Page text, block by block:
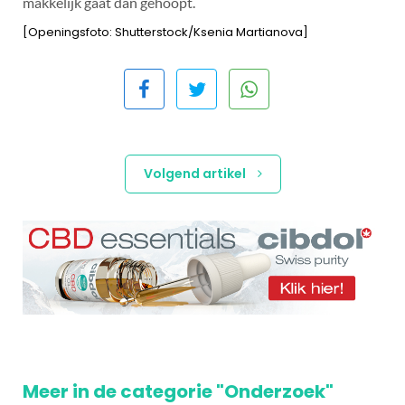
[Openingsfoto: Shutterstock/Ksenia Martianova]
Volgend artikel
Meer in de categorie "Onderzoek"